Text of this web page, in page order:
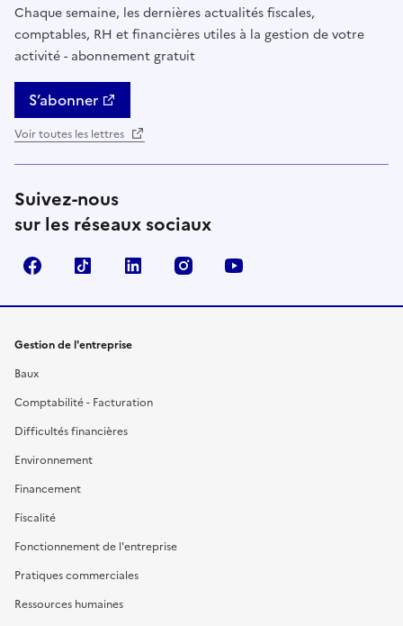
Chaque semaine, les dernières actualités fiscales,
comptables, RH et financières utiles à la gestion de votre
activité - abonnement gratuit
S’abonner
Voir toutes les lettres
Suivez-nous
sur les réseaux sociaux
FacebookTikTok Linkedin Instagram
Gestion de l'entreprise
Baux
Comptabilité - Facturation
Difficultés financières
Environnement
Financement
Fiscalité
Fonctionnement de l'entreprise
Pratiques commerciales
Ressources humaines